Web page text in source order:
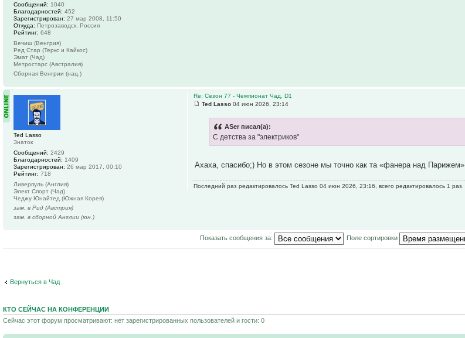
Сообщений: 1040
Благодарностей: 452
Зарегистрирован: 27 мар 2008, 11:50
Откуда: Петрозаводск, Россия
Рейтинг: 648
Вечиш (Венгрия)
Ред Стар (Теркс и Кайкос)
Эмат (Чад)
Метростарс (Австралия)
Сборная Венгрии (нац.)
Re: Сезон 77 - Чемпионат Чад, D1
Ted Lasso 04 июн 2026, 23:14
ASer писал(а):
С детства за "электриков"
Ахаха, спасибо;) Но в этом сезоне мы точно как та «фанера над Парижем».
Последний раз редактировалось Ted Lasso 04 июн 2026, 23:16, всего редактировалось 1 раз.
Ted Lasso
Знаток
Сообщений: 2429
Благодарностей: 1409
Зарегистрирован: 26 мар 2017, 00:10
Рейтинг: 718
Ливерпуль (Англия)
Элект Спорт (Чад)
Чеджу Юнайтед (Южная Корея)
зам. в Рид (Австрия)
зам. в сборной Англии (юн.)
Показать сообщения за: Поле сортировки
Вернуться в Чад
КТО СЕЙЧАС НА КОНФЕРЕНЦИИ
Сейчас этот форум просматривают: нет зарегистрированных пользователей и гости: 0